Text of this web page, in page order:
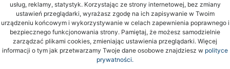
usług, reklamy, statystyk. Korzystając ze strony internetowej, bez zmiany
ustawień przeglądarki, wyrażasz zgodę na ich zapisywanie w Twoim
urządzeniu końcowym i wykorzystywanie w celach zapewnienia poprawnego i
bezpiecznego funkcjonowania strony. Pamiętaj, że możesz samodzielnie
zarządzać plikami cookies, zmieniając ustawienia przeglądarki. Więcej
informacji o tym jak przetwarzamy Twoje dane osobowe znajdziesz w polityce
prywatności.